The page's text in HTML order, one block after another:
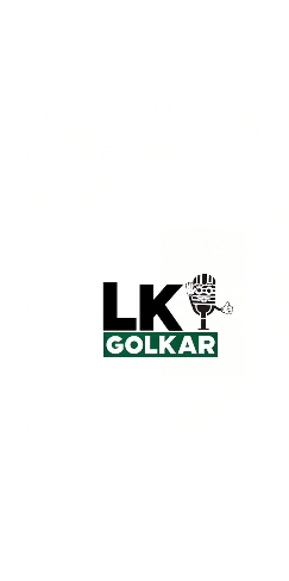
pemerintah, Komisi I DPR RI tetap
fungsi legislasi, anggaran, dan
Komisi 1 DPR RI ini siap
diplomasi Indonesia tetap berpijak